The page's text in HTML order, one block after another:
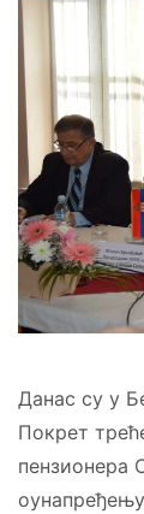
Данас су у
Покрет
пензионера